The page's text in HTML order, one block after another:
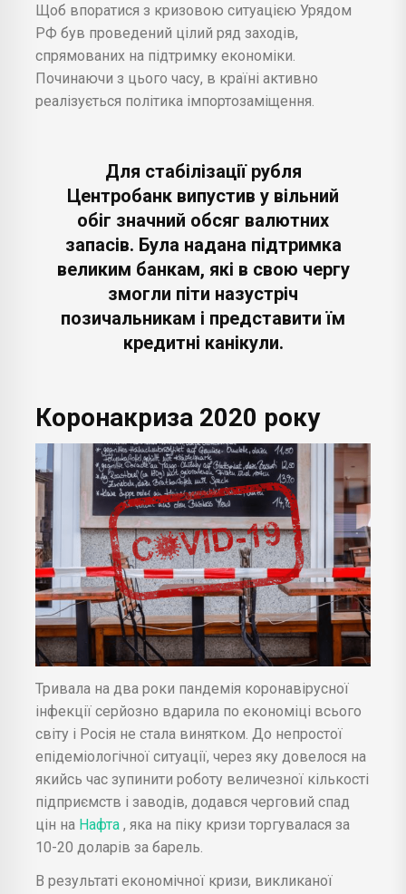
Щоб впоратися з кризовою ситуацією Урядом
РФ був проведений цілий ряд заходів,
спрямованих на підтримку економіки.
Починаючи з цього часу, в країні активно
реалізується політика імпортозаміщення.
Для стабілізації рубля
Центробанк випустив у вільний
обіг значний обсяг валютних
запасів. Була надана підтримка
великим банкам, які в свою чергу
змогли піти назустріч
позичальникам і представити їм
кредитні канікули.
Коронакриза 2020 року
Тривала на два роки пандемія коронавірусної
інфекції серйозно вдарила по економіці всього
світу і Росія не стала винятком. До непростої
епідеміологічної ситуації, через яку довелося на
якийсь час зупинити роботу величезної кількості
підприємств і заводів, додався черговий спад
цін на Нафта , яка на піку кризи торгувалася за
10-20 доларів за барель.
В результаті економічної кризи, викликаної